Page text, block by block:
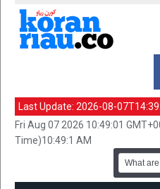
Last Update: 2026-08-
Fri Aug 07 2026 10:49:01
Time)10:49:1 AM